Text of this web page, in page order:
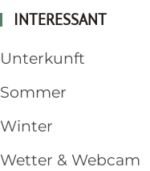
INTERESSANT
Unterkunft
Sommer
Winter
Wetter & Webcam